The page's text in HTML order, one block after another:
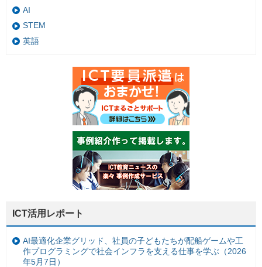
AI
STEM
英語
ICT活用レポート
AI最適化企業グリッド、社員の子どもたちが配船ゲームや工
作プログラミングで社会インフラを支える仕事を学ぶ（2026
年5月7日）